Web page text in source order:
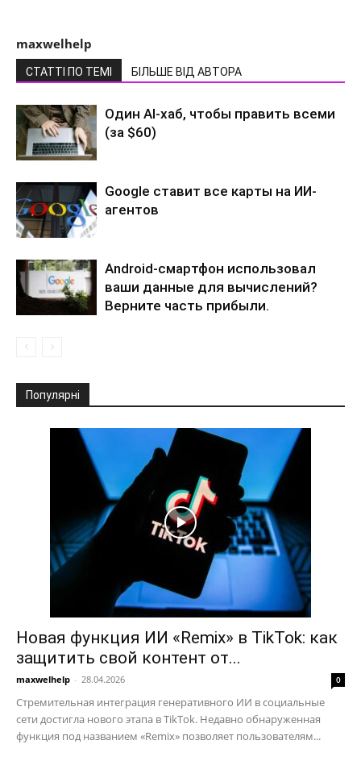
maxwelhelp
СТАТТІ ПО ТЕМІ БІЛЬШЕ ВІД АВТОРА
Один AI-хаб, чтобы править всеми
(за $60)
Google ставит все карты на ИИ-
агентов
Android-смартфон использовал
ваши данные для вычислений?
Верните часть прибыли.
Популярні
Новая функция ИИ «Remix» в TikTok: как
защитить свой контент от...
maxwelhelp - 28.04.2026 0
Стремительная интеграция генеративного ИИ в социальные
сети достигла нового этапа в TikTok. Недавно обнаруженная
функция под названием «Remix» позволяет пользователям...